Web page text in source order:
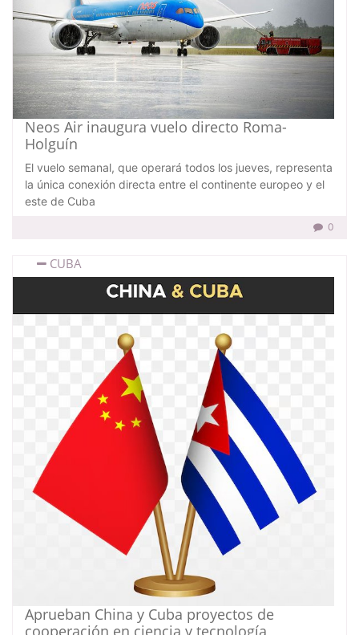
Neos Air inaugura vuelo directo Roma-
Holguín
El vuelo semanal, que operará todos los jueves, representa
la única conexión directa entre el continente europeo y el
este de Cuba
0
CUBA
Aprueban China y Cuba proyectos de
cooperación en ciencia y tecnología